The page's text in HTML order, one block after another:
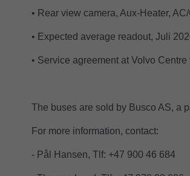
• Rear view camera, Aux-Heater,
• Expected average readout, Juli
• Service agreement at Volvo
The buses are sold by Busco AS, a
For more information, contact:
- Pål Hansen, Tlf: +47 900 46 684